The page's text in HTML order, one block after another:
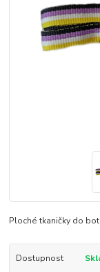
Ploché tkaničky do
Dostupnost